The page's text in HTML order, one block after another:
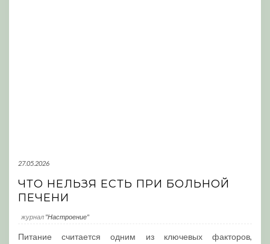
27.05.2026
ЧТО НЕЛЬЗЯ ЕСТЬ ПРИ БОЛЬНОЙ
ПЕЧЕНИ
журнал "Настроение"
Питание считается одним из ключевых факторов,